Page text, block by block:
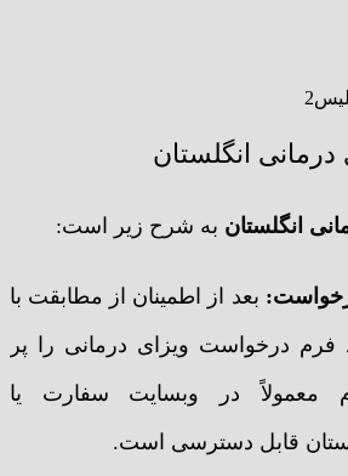
انگلستان
انگلستان به شرح زیر است:
بعد از اطمینان از مطابقت با
فرم درخواست ویزای درمانی را پر
معمولاً در وبسایت سفارت یا
قابل دسترسی است.